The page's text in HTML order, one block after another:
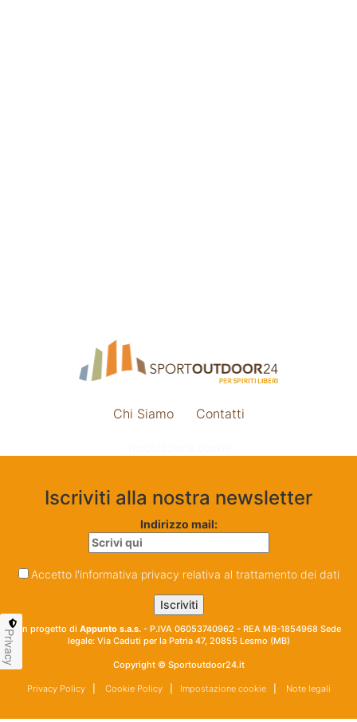
Chi Siamo Contatti
Iscriviti alla nostra newsletter
Indirizzo mail:
Accetto l'informativa privacy relativa al trattamento dei dati
Un progetto di Appunto s.a.s. - P.IVA 06053740962 - REA MB-1854968 Sede
legale: Via Caduti per la Patria 47, 20855 Lesmo (MB)
Copyright © Sportoutdoor24.it
Privacy Policy| Cookie Policy| Impostazione cookie| Note legali
Privacy